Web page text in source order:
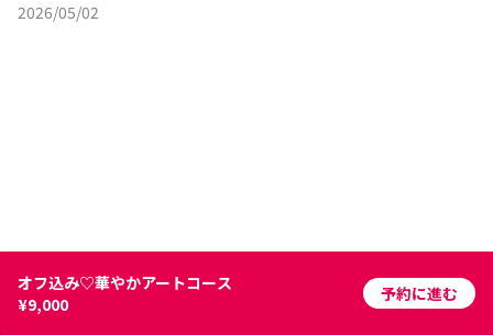
2026/05/02
オフ込み♡華やかアートコース
¥9,000
予約に進む